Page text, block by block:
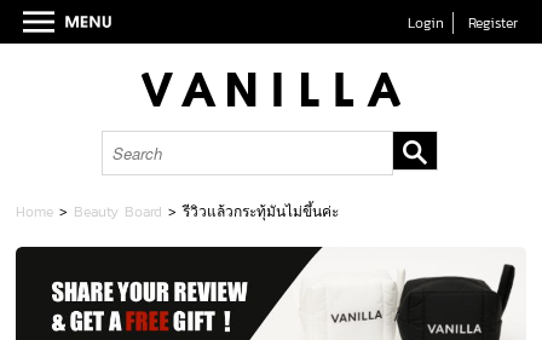
Login Register
Home > Beauty Board >รีวิวแล้วกระทุ้มันไม่ขึ้นค่ะ